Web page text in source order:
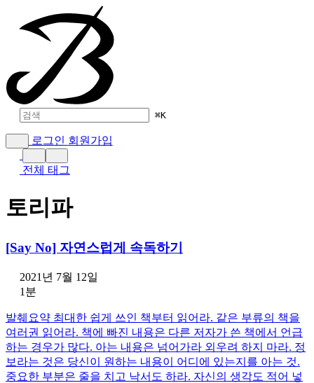
⌘K
로그인 회원가입
전체 태그
토리파
[Say No] 자연스럽게 속독하기
2021년 7월 12일
1분
발췌요약 최대한 쉽게 쓰인 책부터 읽어라. 같은 부류의 책을
여러권 읽어라. 책에 빠진 내용은 다른 저자가 쓴 책에서 언급
하는 경우가 많다. 아는 내용은 넘어가라 외우려 하지 마라. 정
보라는 것은 당신이 원하는 내용이 어디에 있는지를 아는 것.
중요한 부분은 줄을 치고 낙서도 하라. 자신의 생각도 적어 넣